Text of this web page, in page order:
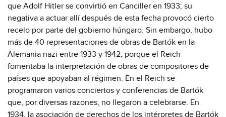
que Adolf Hitler se convirtió en Canciller en 1933; su
negativa a actuar allí después de esta fecha provocó cierto
recelo por parte del gobierno húngaro. Sin embargo, hubo
más de 40 representaciones de obras de Bartók en la
Alemania nazi entre 1933 y 1942, porque el Reich
fomentaba la interpretación de obras de compositores de
países que apoyaban al régimen. En el Reich se
programaron varios conciertos y conferencias de Bartók
que, por diversas razones, no llegaron a celebrarse. En
1934, la asociación de derechos de los intérpretes de Bartók